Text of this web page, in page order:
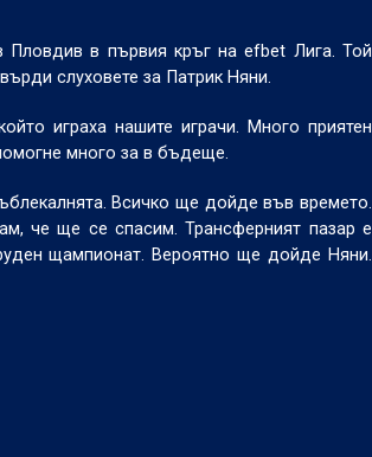
в първия кръг на efbet Лига. Той
слуховете за Патрик Няни.
играха нашите играчи. Много приятен
много за в бъдеще.
Всичко ще дойде във времето.
че ще се спасим. Трансферният пазар е
щампионат. Вероятно ще дойде Няни.